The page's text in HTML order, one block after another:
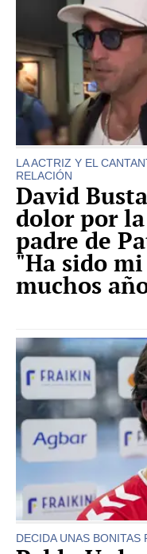
LA ACTRIZ Y EL
RELACIÓN
David
dolor por
padre de
"Ha sido
muchos
DECIDA UNAS BONITAS